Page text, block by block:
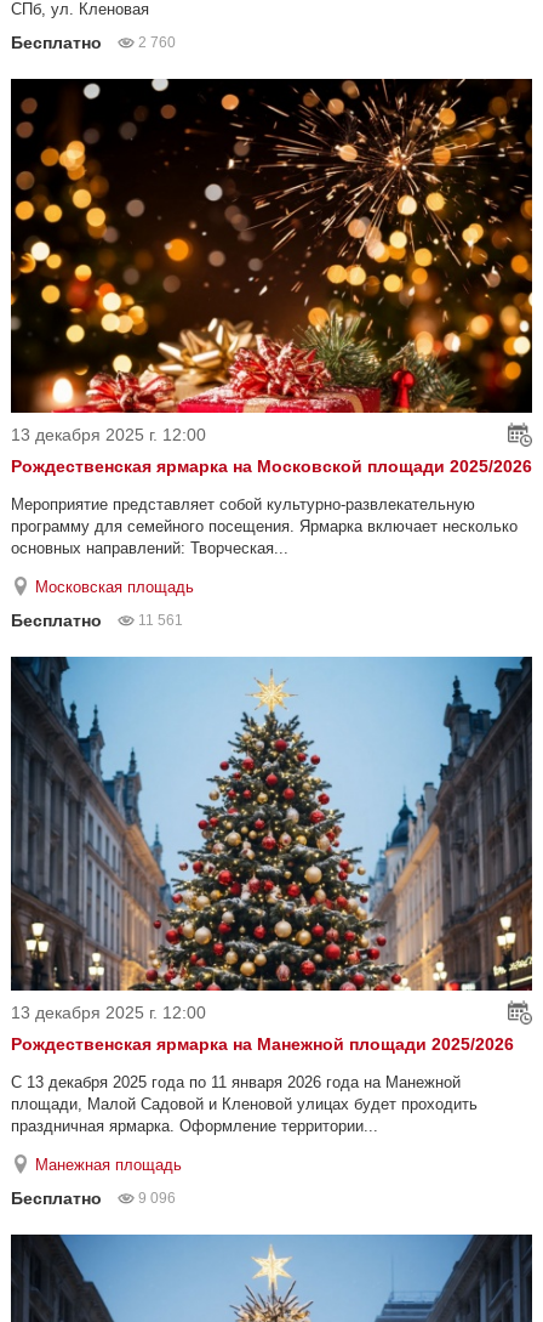
СПб, ул. Кленовая
Бесплатно 2 760
13 декабря 2025 г. 12:00
Рождественская ярмарка на Московской площади 2025/2026
Мероприятие представляет собой культурно-развлекательную
программу для семейного посещения. Ярмарка включает несколько
основных направлений: Творческая...
Московская площадь
Бесплатно 11 561
13 декабря 2025 г. 12:00
Рождественская ярмарка на Манежной площади 2025/2026
С 13 декабря 2025 года по 11 января 2026 года на Манежной
площади, Малой Садовой и Кленовой улицах будет проходить
праздничная ярмарка. Оформление территории...
Манежная площадь
Бесплатно 9 096